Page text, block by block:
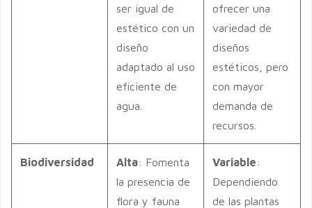
ser igual de
estético con un
diseño
adaptado al uso
eficiente de
agua.
ofrecer una
variedad de
diseños
estéticos, pero
con mayor
demanda de
recursos.
Biodiversidad Alta: Fomenta
la presencia de
flora y fauna
Variable:
Dependiendo
de las plantas